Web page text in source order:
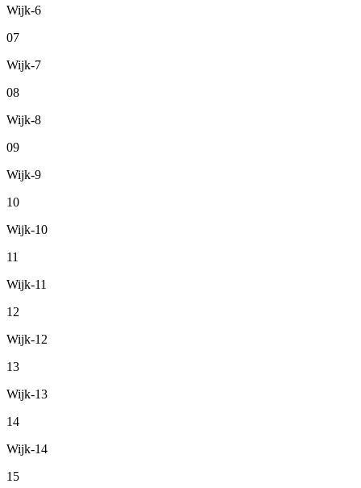
Wijk-6
07
Wijk-7
08
Wijk-8
09
Wijk-9
10
Wijk-10
11
Wijk-11
12
Wijk-12
13
Wijk-13
14
Wijk-14
15